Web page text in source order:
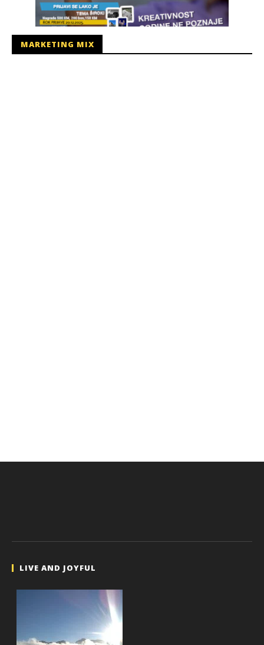
MARKETING MIX
LIVE AND JOYFUL